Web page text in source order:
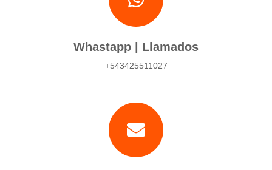
Whastapp | Llamados
+543425511027